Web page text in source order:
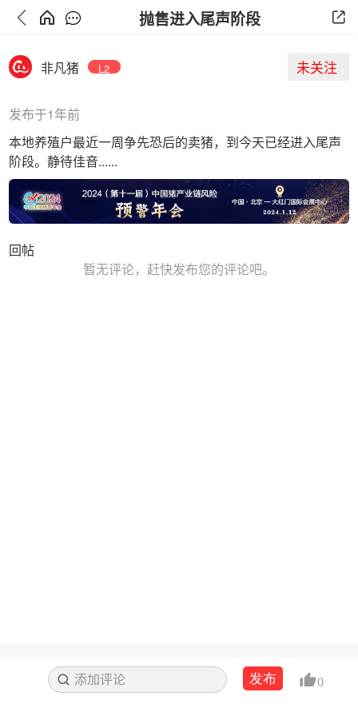
抛售进入尾声阶段
非凡猪 L2 未关注
发布于1年前
本地养殖户最近一周争先恐后的卖猪，到今天已经进入尾声
阶段。静待佳音......
回帖
暂无评论，赶快发布您的评论吧。
添加评论 搜索发布 0